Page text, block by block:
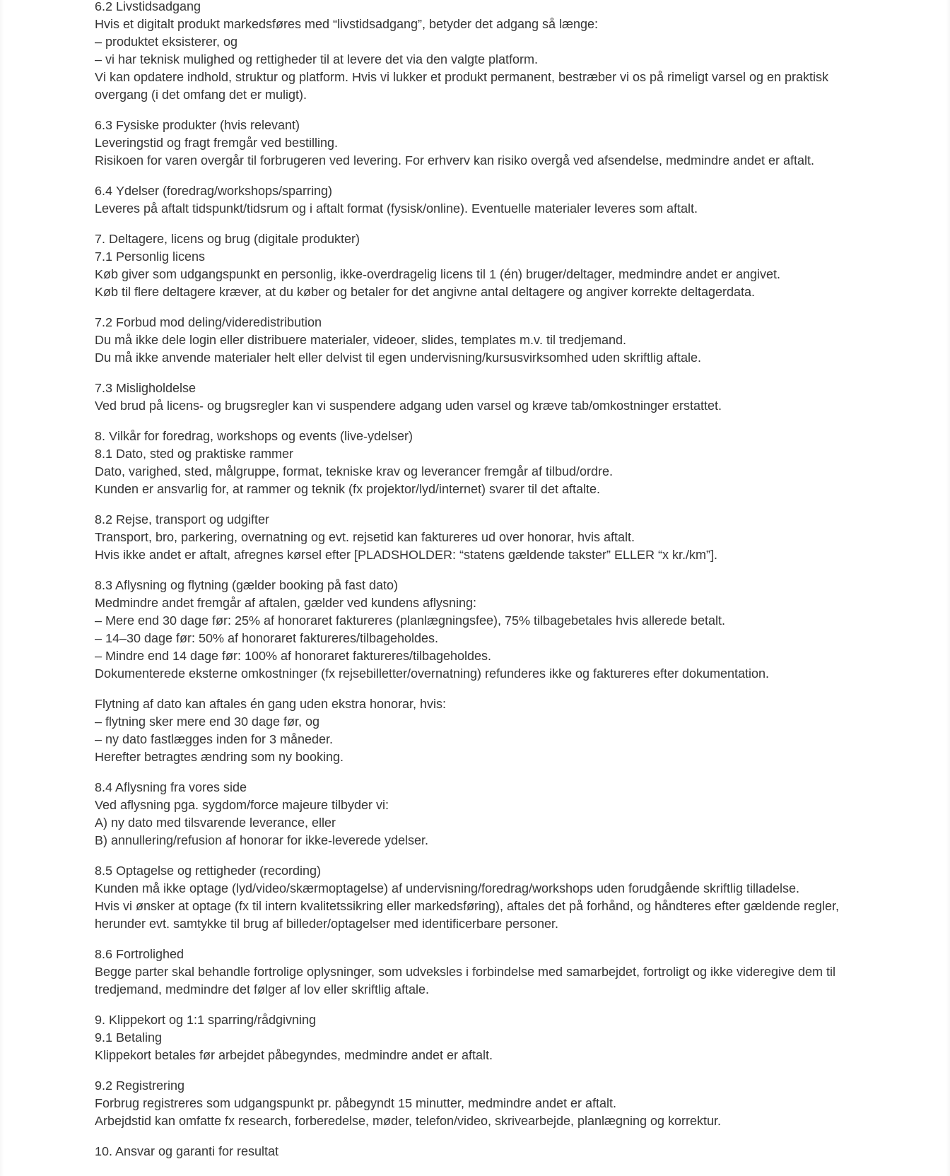
6.2 Livstidsadgang
Hvis et digitalt produkt markedsføres med “livstidsadgang”, betyder det adgang så længe:
– produktet eksisterer, og
– vi har teknisk mulighed og rettigheder til at levere det via den valgte platform.
Vi kan opdatere indhold, struktur og platform. Hvis vi lukker et produkt permanent, bestræber vi os på rimeligt varsel og en praktisk
overgang (i det omfang det er muligt).
6.3 Fysiske produkter (hvis relevant)
Leveringstid og fragt fremgår ved bestilling.
Risikoen for varen overgår til forbrugeren ved levering. For erhverv kan risiko overgå ved afsendelse, medmindre andet er aftalt.
6.4 Ydelser (foredrag/workshops/sparring)
Leveres på aftalt tidspunkt/tidsrum og i aftalt format (fysisk/online). Eventuelle materialer leveres som aftalt.
7. Deltagere, licens og brug (digitale produkter)
7.1 Personlig licens
Køb giver som udgangspunkt en personlig, ikke-overdragelig licens til 1 (én) bruger/deltager, medmindre andet er angivet.
Køb til flere deltagere kræver, at du køber og betaler for det angivne antal deltagere og angiver korrekte deltagerdata.
7.2 Forbud mod deling/videredistribution
Du må ikke dele login eller distribuere materialer, videoer, slides, templates m.v. til tredjemand.
Du må ikke anvende materialer helt eller delvist til egen undervisning/kursusvirksomhed uden skriftlig aftale.
7.3 Misligholdelse
Ved brud på licens- og brugsregler kan vi suspendere adgang uden varsel og kræve tab/omkostninger erstattet.
8. Vilkår for foredrag, workshops og events (live-ydelser)
8.1 Dato, sted og praktiske rammer
Dato, varighed, sted, målgruppe, format, tekniske krav og leverancer fremgår af tilbud/ordre.
Kunden er ansvarlig for, at rammer og teknik (fx projektor/lyd/internet) svarer til det aftalte.
8.2 Rejse, transport og udgifter
Transport, bro, parkering, overnatning og evt. rejsetid kan faktureres ud over honorar, hvis aftalt.
Hvis ikke andet er aftalt, afregnes kørsel efter [PLADSHOLDER: “statens gældende takster” ELLER “x kr./km”].
8.3 Aflysning og flytning (gælder booking på fast dato)
Medmindre andet fremgår af aftalen, gælder ved kundens aflysning:
– Mere end 30 dage før: 25% af honoraret faktureres (planlægningsfee), 75% tilbagebetales hvis allerede betalt.
– 14–30 dage før: 50% af honoraret faktureres/tilbageholdes.
– Mindre end 14 dage før: 100% af honoraret faktureres/tilbageholdes.
Dokumenterede eksterne omkostninger (fx rejsebilletter/overnatning) refunderes ikke og faktureres efter dokumentation.
Flytning af dato kan aftales én gang uden ekstra honorar, hvis:
– flytning sker mere end 30 dage før, og
– ny dato fastlægges inden for 3 måneder.
Herefter betragtes ændring som ny booking.
8.4 Aflysning fra vores side
Ved aflysning pga. sygdom/force majeure tilbyder vi:
A) ny dato med tilsvarende leverance, eller
B) annullering/refusion af honorar for ikke-leverede ydelser.
8.5 Optagelse og rettigheder (recording)
Kunden må ikke optage (lyd/video/skærmoptagelse) af undervisning/foredrag/workshops uden forudgående skriftlig tilladelse.
Hvis vi ønsker at optage (fx til intern kvalitetssikring eller markedsføring), aftales det på forhånd, og håndteres efter gældende regler,
herunder evt. samtykke til brug af billeder/optagelser med identificerbare personer.
8.6 Fortrolighed
Begge parter skal behandle fortrolige oplysninger, som udveksles i forbindelse med samarbejdet, fortroligt og ikke videregive dem til
tredjemand, medmindre det følger af lov eller skriftlig aftale.
9. Klippekort og 1:1 sparring/rådgivning
9.1 Betaling
Klippekort betales før arbejdet påbegyndes, medmindre andet er aftalt.
9.2 Registrering
Forbrug registreres som udgangspunkt pr. påbegyndt 15 minutter, medmindre andet er aftalt.
Arbejdstid kan omfatte fx research, forberedelse, møder, telefon/video, skrivearbejde, planlægning og korrektur.
10. Ansvar og garanti for resultat